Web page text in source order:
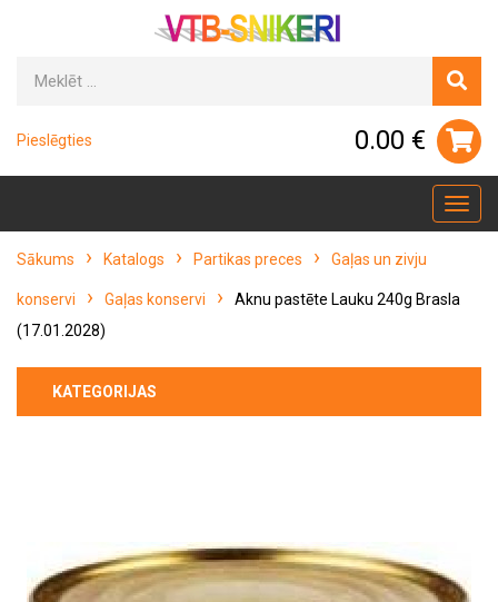
Pieslēgties 0.00 €
Sākums
Katalogs Partikas preces Gaļas un zivju
konservi Gaļas konservi
Aknu pastēte Lauku 240g Brasla
(17.01.2028)
KATEGORIJAS